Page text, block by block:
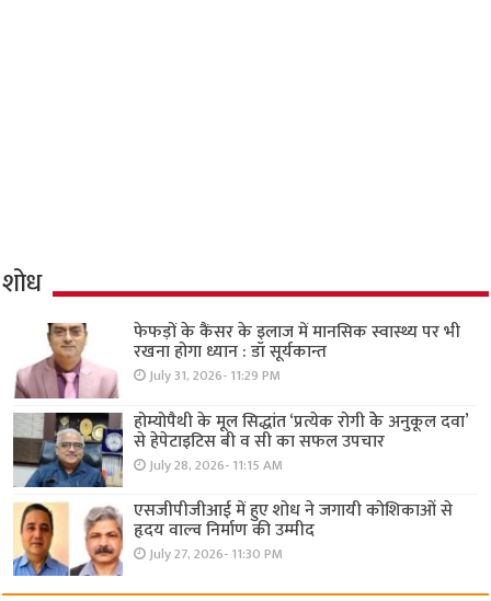
शोध
फेफड़ों के कैंसर के इलाज में मानसिक स्वास्थ्य पर भी
रखना होगा ध्यान : डॉ सूर्यकान्त
July 31, 2026- 11:29 PM
होम्योपैथी के मूल सिद्धांत ‘प्रत्येक रोगी केे अनुकूल दवा’
से हेपेटाइटिस बी व सी का सफल उपचार
July 28, 2026- 11:15 AM
एसजीपीजीआई में हुए शोध ने जगायी कोशिकाओं से
हृदय वाल्व निर्माण की उम्मीद
July 27, 2026- 11:30 PM